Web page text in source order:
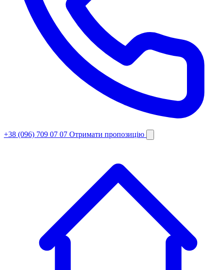
+38 (096) 709 07 07 Отримати пропозицію